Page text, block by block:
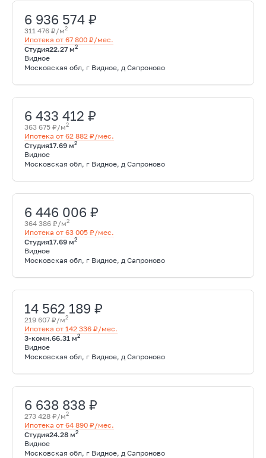
6 936 574 ₽
311 476 ₽/м2
Ипотека от 67 800 ₽/мес.
Студия22.27 м2
Видное
Московская обл, г Видное, д Сапроново
6 433 412 ₽
363 675 ₽/м2
Ипотека от 62 882 ₽/мес.
Студия17.69 м2
Видное
Московская обл, г Видное, д Сапроново
6 446 006 ₽
364 386 ₽/м2
Ипотека от 63 005 ₽/мес.
Студия17.69 м2
Видное
Московская обл, г Видное, д Сапроново
14 562 189 ₽
219 607 ₽/м2
Ипотека от 142 336 ₽/мес.
3-комн.66.31 м2
Видное
Московская обл, г Видное, д Сапроново
6 638 838 ₽
273 428 ₽/м2
Ипотека от 64 890 ₽/мес.
Студия24.28 м2
Видное
Московская обл, г Видное, д Сапроново